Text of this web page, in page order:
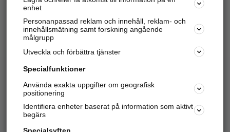
Sök företag, personer och platser.
Hitta telefonnummer, adresser, företagsinfo mm.
Marknadsför företaget
Kom igång och annonsera mot
samarbetspartners nära dig.
enhet
Personanpassad reklam och innehåll, reklam- och
innehållsmätning samt forskning angående
målgrupp
Utveckla och förbättra tjänster
Specialfunktioner
Använda exakta uppgifter om geografisk
positionering
Identifiera enheter baserat på information som aktivt
begärs
Specialsyften